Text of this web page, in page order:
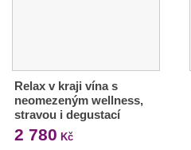
Relax v kraji vína s
neomezeným wellness,
stravou i degustací
2 780 Kč